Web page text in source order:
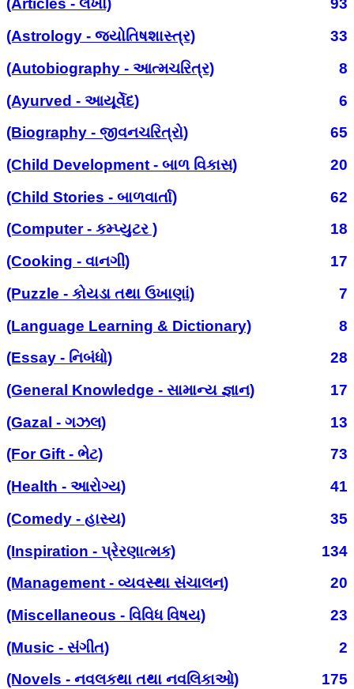
(Articles - લેખો)
93
(Astrology - જ્યોતિષશાસ્ત્ર)
33
(Autobiography - આત્મચરિત્ર)
8
(Ayurved - આયૂર્વેદ)
6
(Biography - જીવનચરિત્રો)
65
(Child Development - બાળ વિકાસ)
20
(Child Stories - બાળવાર્તા)
62
(Computer - કમ્પ્યુટર )
18
(Cooking - વાનગી)
17
(Puzzle - કોયડા તથા ઉખાણાં)
7
(Language Learning & Dictionary)
8
(Essay - નિબંધો)
28
(General Knowledge - સામાન્ય જ્ઞાન)
17
(Gazal - ગઝલ)
13
(For Gift - ભેટ)
73
(Health - આરોગ્ય)
41
(Comedy - હાસ્ય)
35
(Inspiration - પ્રેરણાત્મક)
134
(Management - વ્યવસ્થા સંચાલન)
20
(Miscellaneous - વિવિધ વિષય)
23
(Music - સંગીત)
2
(Novels - નવલકથા તથા નવલિકાઓ)
175